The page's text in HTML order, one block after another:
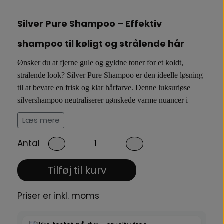
Silver Pure Shampoo – Effektiv
shampoo til køligt og strålende hår
Ønsker du at fjerne gule og gyldne toner for et koldt,
strålende look? Silver Pure Shampoo er den ideelle løsning
til at bevare en frisk og klar hårfarve. Denne luksuriøse
silvershampoo neutraliserer uønskede varme nuancer i
naturligt blondt, lysnet eller gråt hår og efterlader det med
en smuk, kølig finish. Perfekt til dig, der ønsker at forlænge
salonresultaterne derhjemme og samtidig tilføre håret ekstra
Silver shampoo med blåbær og mælkeprotein
Beriget med blåbær og mælkeprotein, arbejder denne
antioxidanter, der beskytter mod miljømæssige påvirkninger
Læs mere
Antal
Tilføj til kurv
Priser er inkl. moms